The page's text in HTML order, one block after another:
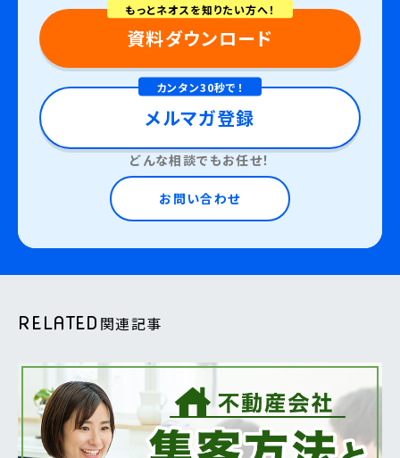
もっとネオスを知りたい方へ！
資料ダウンロード
カンタン30秒で！
メルマガ登録
どんな相談でもお任せ！
お問い合わせ
RELATED 関連記事